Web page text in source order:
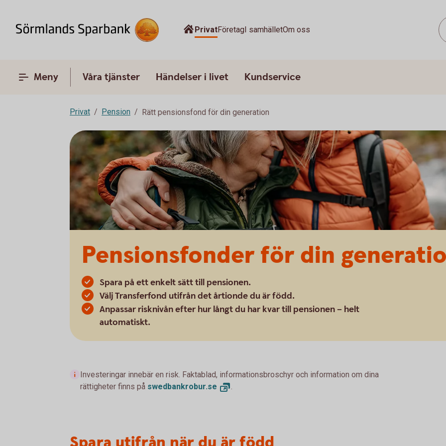
PrivatFöretagI samhälletOm oss
Meny Våra tjänster Händelser i livet Kundservice
Privat Pension Rätt pensionsfond för din generation
Pensionsfonder för din
Spara på ett enkelt sätt till pensionen.
Välj Transferfond utifrån det årtionde du är född.
Anpassar risknivån efter hur långt du har kvar till pensionen – helt
automatiskt.
Investeringar innebär en risk. Faktablad, informationsbroschyr och information om dina
rättigheter finns på swedbankrobur.se .